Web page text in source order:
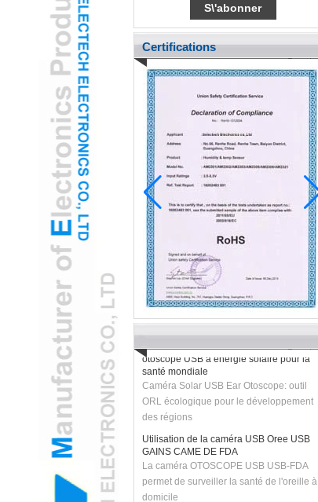
Certifications
ENT pédiatrique adopte la caméra
gamifiée de l'oreille USB pour réduire
l'anxiété des enfants
H2 "Caméra otoscope USB améliorée AR-
ARC transforme les examens pédiatriques
Technologie verte: appareil photo
otoscope USB à énergie solaire pour la
santé mondiale
Caméra Solar USB Ear Otoscope: outil
ORL écologique pour le développement
des régions
GAINS CAME DE FDA
La caméra OTOSCOPE USB USB-FDA
permet de surveiller la santé de l'oreille à
domicile